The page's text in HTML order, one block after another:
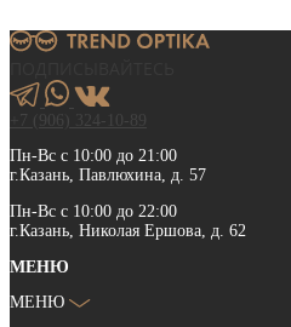
+7 (906) 324-10-89
Пн-Вс с 10:00 до 21:00
г.Казань, Павлюхина, д. 57
Пн-Вс с 10:00 до 22:00
г.Казань, Николая Ершова, д. 62
МЕНЮ
МЕНЮ